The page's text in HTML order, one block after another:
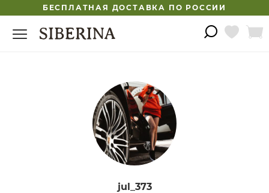
БЕСПЛАТНАЯ ДОСТАВКА ПО РОССИИ
jul_373